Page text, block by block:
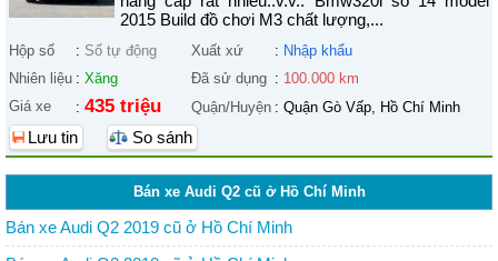
2015 Build đồ chơi M3 chất lượng,...
Hộp số : Số tự động Xuất xứ : Nhập khẩu
Nhiên liệu : Xăng Đã sử dụng : 100.000 km
Giá xe
: 435 triệu Quận/Huyện : Quận Gò Vấp, Hồ Chí Minh
Lưu tin So sánh
Bán xe Audi Q2 cũ ở Hồ Chí Minh
Bán xe Audi Q2 2019 cũ ở Hồ Chí Minh